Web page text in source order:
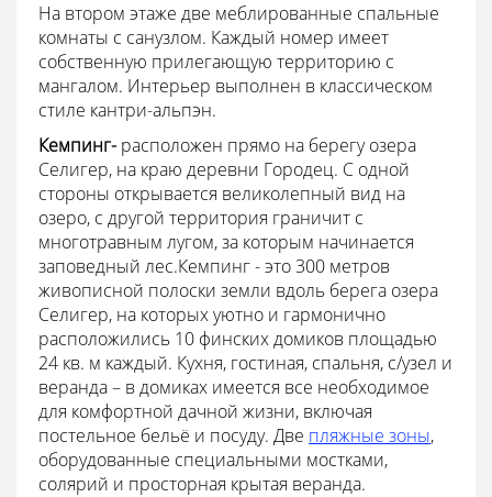
На втором этаже две меблированные спальные
комнаты с санузлом. Каждый номер имеет
собственную прилегающую территорию с
мангалом. Интерьер выполнен в классическом
стиле кантри-альпэн.
Кемпинг- расположен прямо на берегу озера
Селигер, на краю деревни Городец. С одной
стороны открывается великолепный вид на
озеро, с другой территория граничит с
многотравным лугом, за которым начинается
заповедный лес.Кемпинг - это 300 метров
живописной полоски земли вдоль берега озера
Селигер, на которых уютно и гармонично
расположились 10 финских домиков площадью
24 кв. м каждый. Кухня, гостиная, спальня, с/узел и
веранда – в домиках имеется все необходимое
для комфортной дачной жизни, включая
постельное бельё и посуду. Две пляжные зоны,
оборудованные специальными мостками,
солярий и просторная крытая веранда.